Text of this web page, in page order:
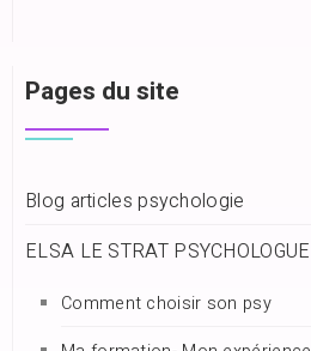
Pages du site
Blog articles psychologie
ELSA LE STRAT PSYCHOLOGUE
Comment choisir son psy